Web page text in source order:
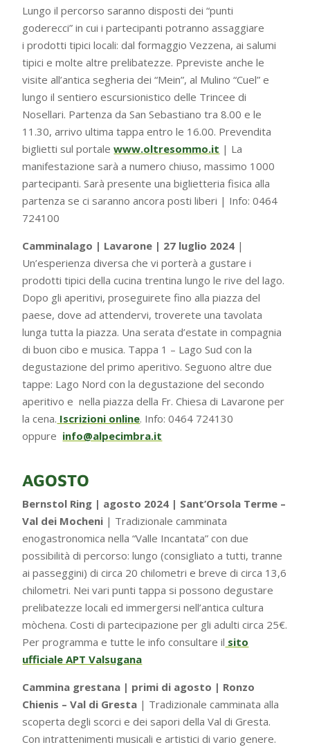
Lungo il percorso saranno disposti dei “punti
goderecci” in cui i partecipanti potranno assaggiare
i prodotti tipici locali: dal formaggio Vezzena, ai salumi
tipici e molte altre prelibatezze. Ppreviste anche le
visite all’antica segheria dei “Mein”, al Mulino “Cuel” e
lungo il sentiero escursionistico delle Trincee di
Nosellari. Partenza da San Sebastiano tra 8.00 e le
11.30, arrivo ultima tappa entro le 16.00. Prevendita
biglietti sul portalewww.oltresommo.it | La
manifestazione sarà a numero chiuso, massimo 1000
partecipanti. Sarà presente una biglietteria fisica alla
partenza se ci saranno ancora posti liberi | Info: 0464
724100
Camminalago | Lavarone | 27 luglio 2024 |
Un’esperienza diversa che vi porterà a gustare i
prodotti tipici della cucina trentina lungo le rive del lago.
Dopo gli aperitivi, proseguirete fino alla piazza del
paese, dove ad attendervi, troverete una tavolata
lunga tutta la piazza. Una serata d’estate in compagnia
di buon cibo e musica. Tappa 1 – Lago Sud con la
degustazione del primo aperitivo. Seguono altre due
tappe: Lago Nord con la degustazione del secondo
aperitivo e nella piazza della Fr. Chiesa di Lavarone per
la cena. Iscrizioni online. Info: 0464 724130
oppure info@alpecimbra.it
AGOSTO
Bernstol Ring | agosto 2024 | Sant’Orsola Terme –
Val dei Mocheni | Tradizionale camminata
enogastronomica nella “Valle Incantata” con due
possibilità di percorso: lungo (consigliato a tutti, tranne
ai passeggini) di circa 20 chilometri e breve di circa 13,6
chilometri. Nei vari punti tappa si possono degustare
prelibatezze locali ed immergersi nell’antica cultura
mòchena. Costi di partecipazione per gli adulti circa 25€.
Per programma e tutte le info consultare il sito
ufficiale APT Valsugana
Cammina grestana | primi di agosto | Ronzo
Chienis – Val di Gresta | Tradizionale camminata alla
scoperta degli scorci e dei sapori della Val di Gresta.
Con intrattenimenti musicali e artistici di vario genere.